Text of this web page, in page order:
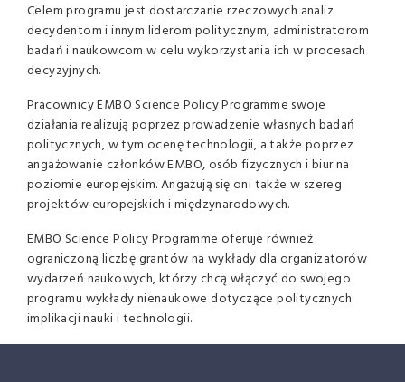
Celem programu jest dostarczanie rzeczowych analiz
decydentom i innym liderom politycznym, administratorom
badań i naukowcom w celu wykorzystania ich w procesach
decyzyjnych.
Pracownicy EMBO Science Policy Programme swoje
działania realizują poprzez prowadzenie własnych badań
politycznych, w tym ocenę technologii, a także poprzez
angażowanie członków EMBO, osób fizycznych i biur na
poziomie europejskim. Angażują się oni także w szereg
projektów europejskich i międzynarodowych.
EMBO Science Policy Programme oferuje również
ograniczoną liczbę grantów na wykłady dla organizatorów
wydarzeń naukowych, którzy chcą włączyć do swojego
programu wykłady nienaukowe dotyczące politycznych
implikacji nauki i technologii.